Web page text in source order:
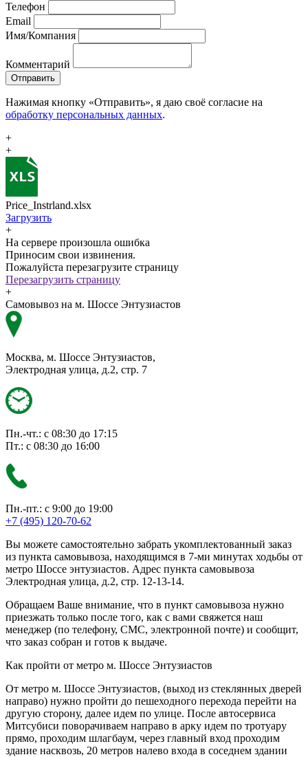
Телефон
Email
Имя/Компания
Комментарий
Отправить
Нажимая кнопку «Отправить», я даю своё согласие на
обработку персональных данных.
+
+
Price_Instrland.xlsx
Загрузить
+
На сервере произошла ошибка
Приносим свои извинения.
Пожалуйста перезагрузите страницу
Перезагрузить страницу
+
Самовывоз на м. Шоссе Энтузиастов
Москва, м. Шоссе Энтузиастов,
Электродная улица, д.2, стр. 7
Пн.-чт.: с 08:30 до 17:15
Пт.: с 08:30 до 16:00
Пн.-пт.: с 9:00 до 19:00
+7 (495) 120-70-62
Вы можете самостоятельно забрать укомплектованный заказ
из пункта самовывоза, находящимся в 7-ми минутах ходьбы от
метро Шоссе энтузиастов. Адрес пункта самовывоза
Электродная улица, д.2, стр. 12-13-14.
Обращаем Ваше внимание, что в пункт самовывоза нужно
приезжать только после того, как с вами свяжется наш
менеджер (по телефону, СМС, электронной почте) и сообщит,
что заказ собран и готов к выдаче.
Как пройти от метро м. Шоссе Энтузиастов
От метро м. Шоссе Энтузиастов, (выход из стеклянных дверей
направо) нужно пройти до пешеходного перехода перейти на
другую сторону, далее идем по улице. После автосервиса
Митсубиси поворачиваем направо в арку идем по тротуару
прямо, проходим шлагбаум, через главный вход проходим
здание насквозь, 20 метров налево входа в соседнем здании